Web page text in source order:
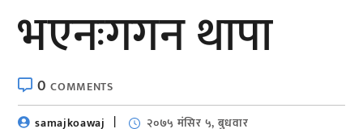
भएनःगगन थापा
0COMMENTS
samajkoawaj
२०७५ मंसिर ५, बुधवार